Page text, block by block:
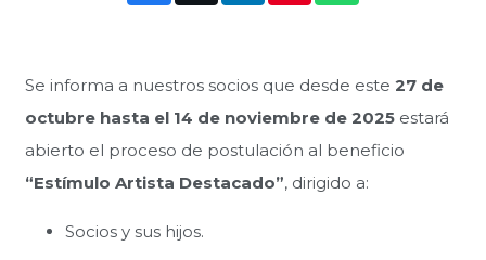
Se informa a nuestros socios que desde este 27 de
octubre hasta el 14 de noviembre de 2025estará
abierto el proceso de postulación al beneficio
“Estímulo Artista Destacado”, dirigido a:
Socios y sus hijos.